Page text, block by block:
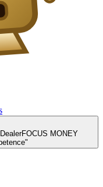
FOCUS MONEY